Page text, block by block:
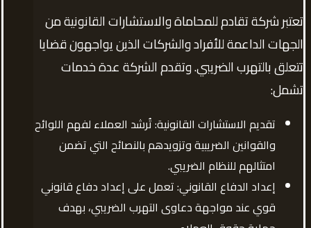
تعتبر شركة تقادم للمحاماة والاستشارات القانونية من
الجهات الداعمة للأفراد والشركات الذين يواجهون قضايا
تتعلق بالتهرب الضريبي. وتقدم الشركة عدة خدمات
تشمل:
تقديم الاستشارات القانونية: تُرشد العملاء لفهم اللوائح
والقوانين الضريبية وتزويدهم بالنصائح التي تضمن
امتثالهم للنظام الضريبي.
إعداد الدفاع القانوني: تعمل على إعداد دفاع قانوني
قوي عند مواجهة دعاوى التهرب الضريبي، بهدف